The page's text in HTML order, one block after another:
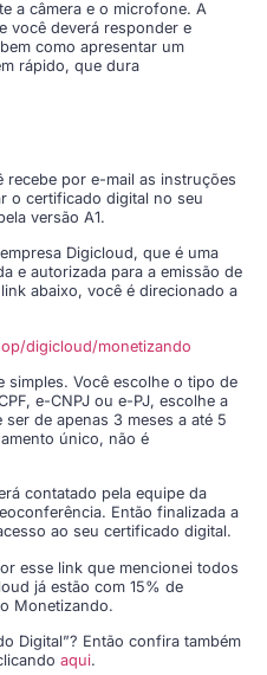
a câmera e o microfone. A
você deverá responder e
como apresentar um
rápido, que dura
recebe por e-mail as instruções
o certificado digital no seu
versão A1.
Digicloud, que é uma
e autorizada para a emissão de
abaixo, você é direcionado a
digicloud/monetizando
simples. Você escolhe o tipo de
e-CNPJ ou e-PJ, escolhe a
de apenas 3 meses a até 5
único, não é
contatado pela equipe da
Então finalizada a
ao seu certificado digital.
esse link que mencionei todos
já estão com 15% de
Monetizando.
Digital”? Então confira também
aqui.